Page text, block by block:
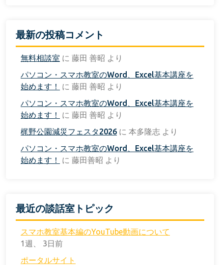
最新の投稿コメント
無料相談室 に 藤田 善昭 より
パソコン・スマホ教室のWord、Excel基本講座を
始めます！
に 藤田 善昭 より
パソコン・スマホ教室のWord、Excel基本講座を
始めます！
に 藤田 善昭 より
梶野公園減災フェスタ2026 に 本多隆志 より
パソコン・スマホ教室のWord、Excel基本講座を
始めます！
に 藤田善昭 より
最近の談話室トピック
スマホ教室基本編のYouTube動画について
1週、 3日前
ポータルサイト